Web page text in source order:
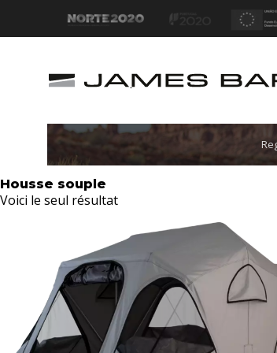
Let's go!
Housse souple
Voici le seul résultat